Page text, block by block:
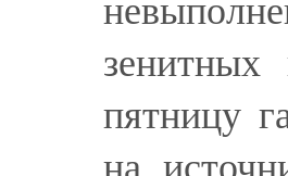
пятницу